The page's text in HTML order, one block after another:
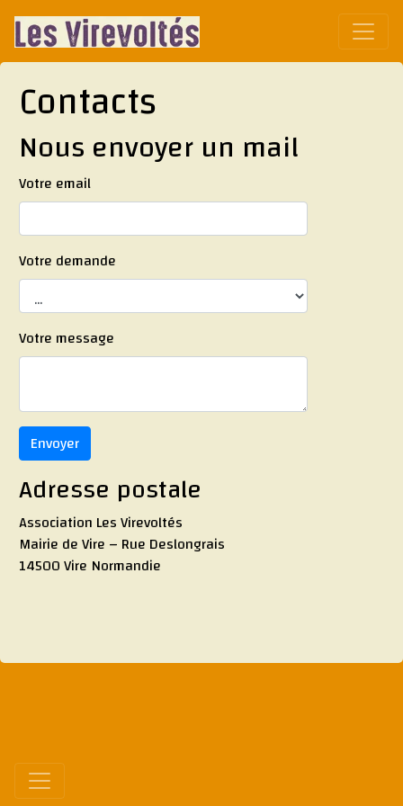
Contacts
Nous envoyer un mail
Votre email
Votre demande
Votre message
Envoyer
Adresse postale
Association Les Virevoltés
Mairie de Vire – Rue Deslongrais
14500 Vire Normandie